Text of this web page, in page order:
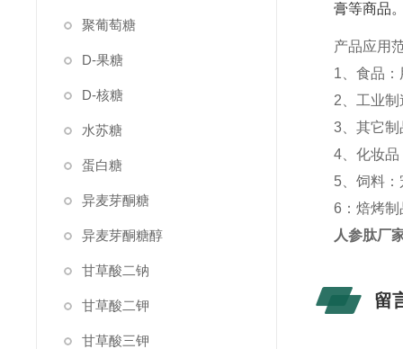
聚葡萄糖
D-果糖
D-核糖
水苏糖
蛋白糖
异麦芽酮糖
异麦芽酮糖醇
甘草酸二钠
甘草酸二钾
甘草酸三钾
膏等商品
产品应用
1、食品
2、工业
3、其它
4、化妆
5、饲料
6：焙烤
人参肽厂
留